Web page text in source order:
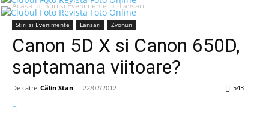
Acasă Stiri si Evenimente Lansari
Stiri si Evenimente Lansari Zvonuri
Canon 5D X si Canon 650D,
saptamana viitoare?
De către Călin Stan - 22/02/2012 543